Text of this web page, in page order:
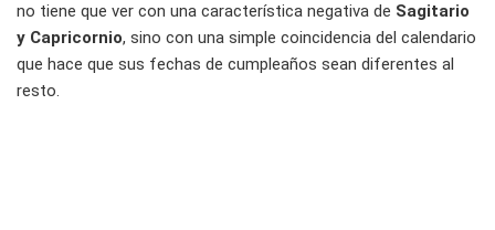
no tiene que ver con una característica negativa de Sagitario
y Capricornio, sino con una simple coincidencia del calendario
que hace que sus fechas de cumpleaños sean diferentes al
resto.